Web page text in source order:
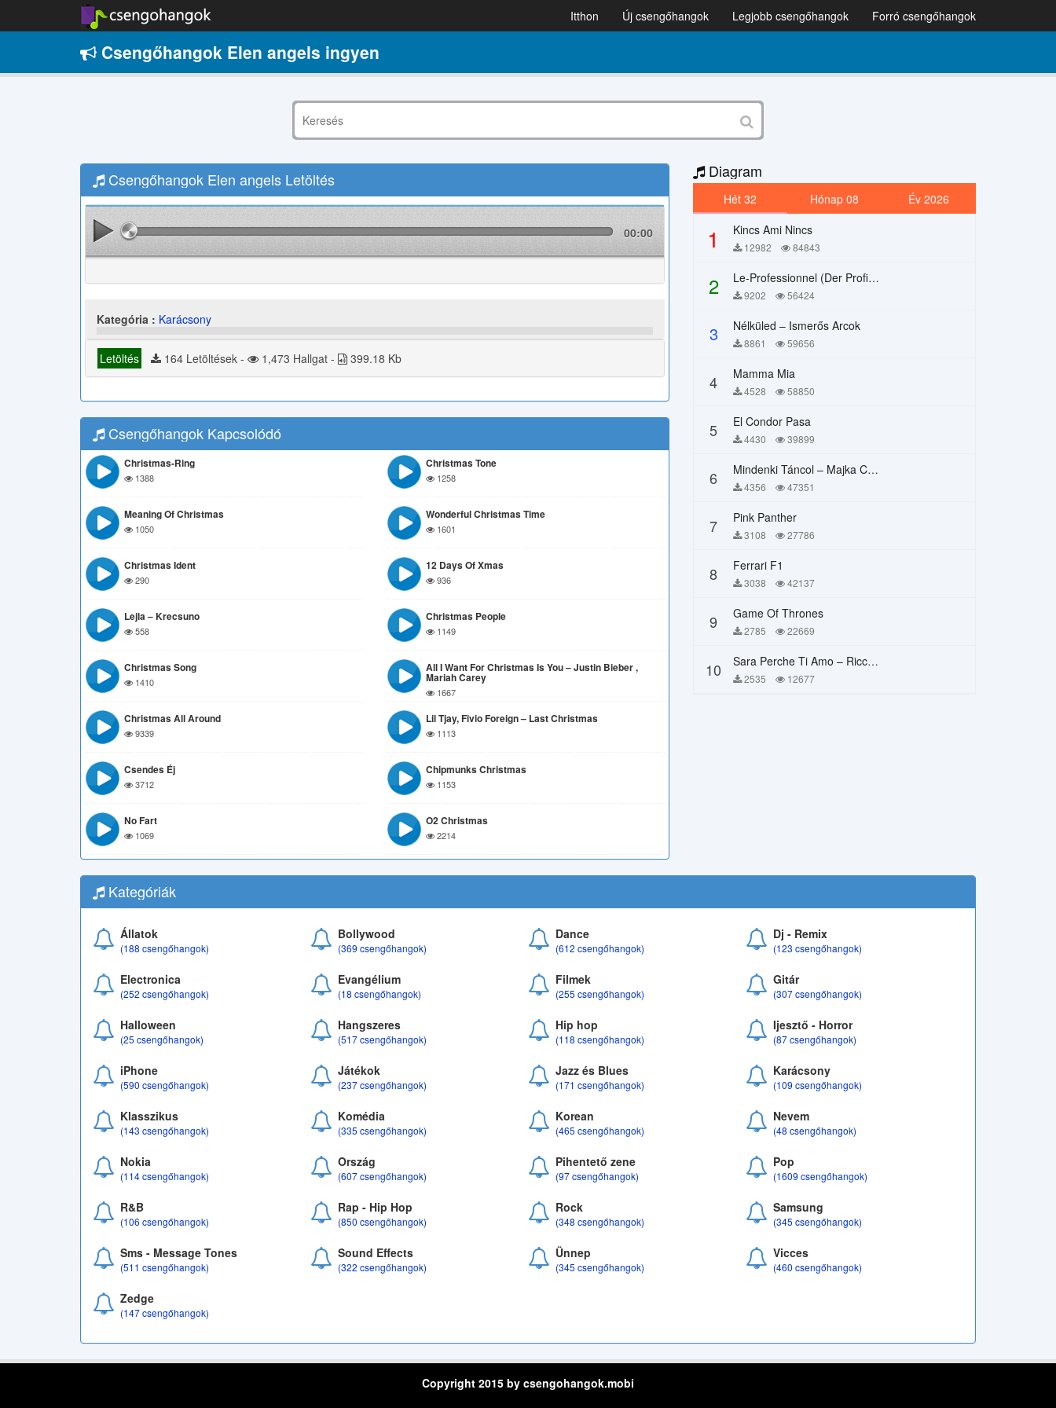
Itthon Új csengőhangok Legjobb csengőhangok Forró csengőhangok
Csengőhangok Elen angels ingyen
Csengőhangok Elen angels Letöltés
00:00
Kategória : Karácsony
Letöltés 164 Letöltések - 1,473 Hallgat - 399.18 Kb
Csengőhangok Kapcsolódó
Christmas-Ring
1388
Christmas Tone
1258
Meaning Of Christmas
1050
Wonderful Christmas Time
1601
Christmas Ident
290
12 Days Of Xmas
936
Lejla – Krecsuno
558
Christmas People
1149
Christmas Song
1410
All I Want For Christmas Is You – Justin Bieber ,
Mariah Carey
1667
Christmas All Around
9339
Lil Tjay, Fivio Foreign – Last Christmas
1113
Csendes Éj
3712
Chipmunks Christmas
1153
No Fart
1069
O2 Christmas
2214
Diagram
Hét 32 Hónap 08 Év 2026
1 Kincs Ami Nincs
12982 84843
2 Le-Professionnel (Der Profi) – Chi Mai
9202 56424
3 Nélküled – Ismerős Arcok
8861 59656
4 Mamma Mia
4528 58850
5 El Condor Pasa
4430 39899
6 Mindenki Táncol – Majka Curtis, Péter Majoros
4356 47351
7 Pink Panther
3108 27786
8 Ferrari F1
3038 42137
9 Game Of Thrones
2785 22669
10 Sara Perche Ti Amo – Ricchi E Poveri
2535 12677
Kategóriák
Állatok
(188 csengőhangok)
Bollywood
(369 csengőhangok)
Dance
(612 csengőhangok)
Dj - Remix
(123 csengőhangok)
Electronica
(252 csengőhangok)
Evangélium
(18 csengőhangok)
Filmek
(255 csengőhangok)
Gitár
(307 csengőhangok)
Halloween
(25 csengőhangok)
Hangszeres
(517 csengőhangok)
Hip hop
(118 csengőhangok)
Ijesztő - Horror
(87 csengőhangok)
iPhone
(590 csengőhangok)
Játékok
(237 csengőhangok)
Jazz és Blues
(171 csengőhangok)
Karácsony
(109 csengőhangok)
Klasszikus
(143 csengőhangok)
Komédia
(335 csengőhangok)
Korean
(465 csengőhangok)
Nevem
(48 csengőhangok)
Nokia
(114 csengőhangok)
Ország
(607 csengőhangok)
Pihentető zene
(97 csengőhangok)
Pop
(1609 csengőhangok)
R&B
(106 csengőhangok)
Rap - Hip Hop
(850 csengőhangok)
Rock
(348 csengőhangok)
Samsung
(345 csengőhangok)
Sms - Message Tones
(511 csengőhangok)
Sound Effects
(322 csengőhangok)
Ünnep
(345 csengőhangok)
Vicces
(460 csengőhangok)
Zedge
(147 csengőhangok)
Copyright 2015 by csengohangok.mobi